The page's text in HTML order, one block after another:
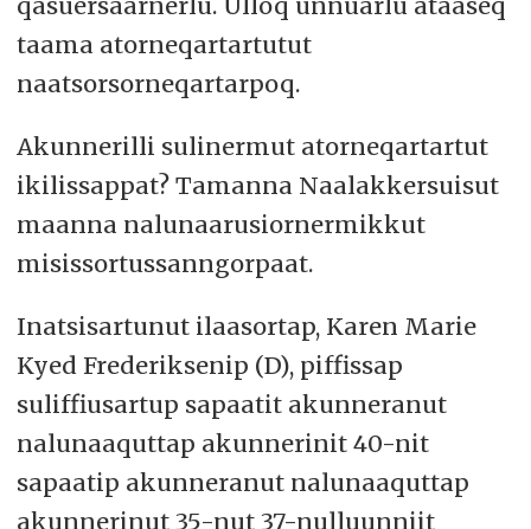
taama atorneqartartutut
naatsorsorneqartarpoq.
Akunnerilli sulinermut atorneqartartut
ikilissappat? Tamanna Naalakkersuisut
maanna nalunaarusiornermikkut
misissortussanngorpaat.
Inatsisartunut ilaasortap, Karen Marie
Kyed Frederiksenip (D), piffissap
suliffiusartup sapaatit akunneranut
nalunaaquttap akunnerinit 40-nit
sapaatip akunneranut nalunaaquttap
akunnerinut 35-nut 37-nulluunniit